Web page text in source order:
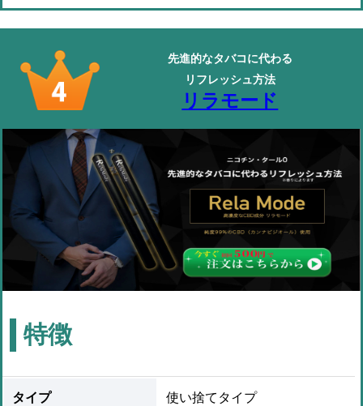
先進的なタバコに代わる
リフレッシュ方法
リラモード
特徴
タイプ 使い捨てタイプ